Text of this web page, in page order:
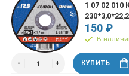
1 07 02 010
150 ₽
В
КУПИТЬ